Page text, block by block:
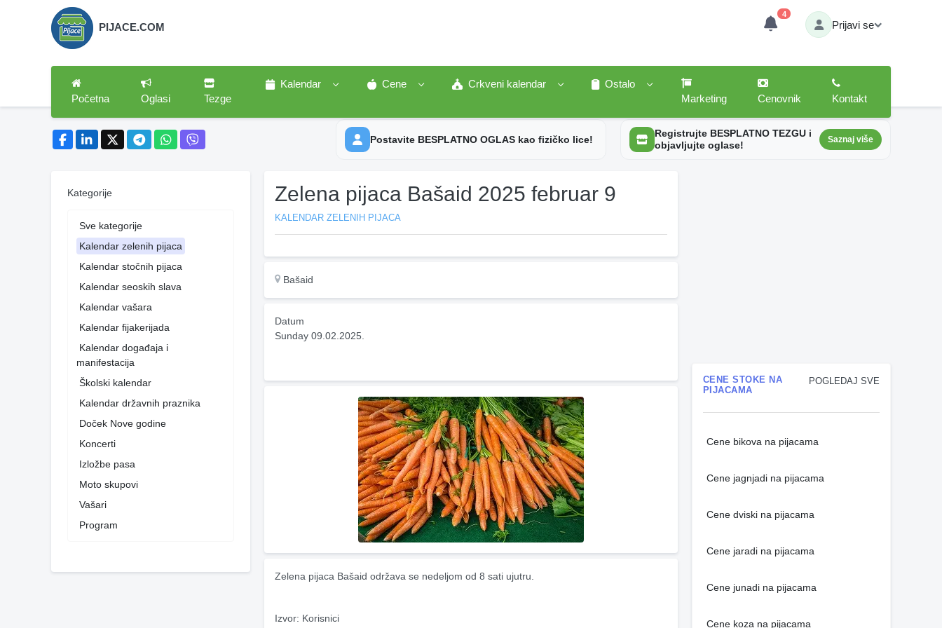
PIJACE.COM
4
Prijavi se
Početna Oglasi Tezge
Kalendar Cene Crkveni kalendar
Ostalo
Marketing
Cenovnik Kontakt
Postavite BESPLATNO OGLAS kao fizičko lice!
Registrujte BESPLATNO TEZGU i
objavljujte oglase!
Saznaj više
Kategorije
Sve kategorije
Kalendar zelenih pijaca
Kalendar stočnih pijaca
Kalendar seoskih slava
Kalendar vašara
Kalendar fijakerijada
Kalendar događaja i
manifestacija
Školski kalendar
Kalendar državnih praznika
Doček Nove godine
Koncerti
Izložbe pasa
Moto skupovi
Vašari
Program
Zelena pijaca Bašaid 2025 februar 9
KALENDAR ZELENIH PIJACA
Bašaid
Datum
Sunday 09.02.2025.
Zelena pijaca Bašaid održava se nedeljom od 8 sati ujutru.
Izvor: Korisnici
POGLEDAJ SVE
CENE STOKE NA
PIJACAMA
Cene bikova na pijacama
Cene jagnjadi na pijacama
Cene dviski na pijacama
Cene jaradi na pijacama
Cene junadi na pijacama
Cene koza na pijacama